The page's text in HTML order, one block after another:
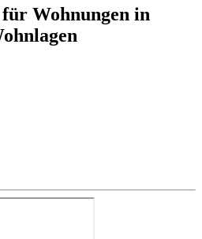
Wohnungen in